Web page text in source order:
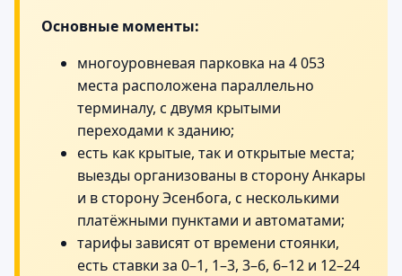
Основные моменты:
многоуровневая парковка на 4 053
места расположена параллельно
терминалу, с двумя крытыми
переходами к зданию;
есть как крытые, так и открытые места;
выезды организованы в сторону Анкары
и в сторону Эсенбога, с несколькими
платёжными пунктами и автоматами;
тарифы зависят от времени стоянки,
есть ставки за 0–1, 1–3, 3–6, 6–12 и 12–24